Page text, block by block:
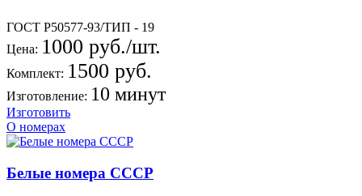
ГОСТ Р50577-93/ТИП - 19
Цена: 1000 руб./шт.
Комплект: 1500 руб.
Изготовление: 10 минут
Изготовить
О номерах
Белые номера СССР